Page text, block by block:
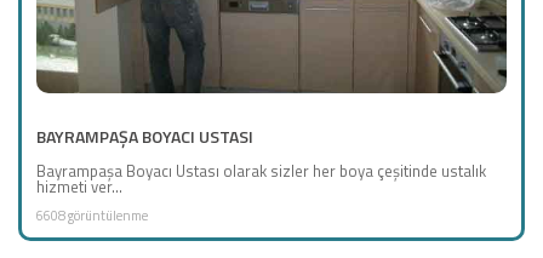
BAYRAMPAŞA BOYACI USTASI
Bayrampaşa Boyacı Ustası olarak sizler her boya çeşitinde ustalık
hizmeti ver...
6608 görüntülenme